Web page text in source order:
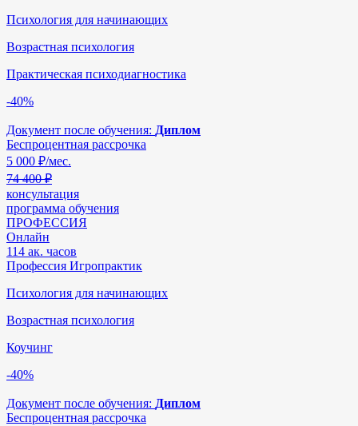
Психология для начинающих
Возрастная психология
Практическая психодиагностика
-40%
Документ после обучения: Диплом
Беспроцентная рассрочка
5 000 ₽/мес.
74 400 ₽
консультация
программа обучения
ПРОФЕССИЯ
Онлайн
114 ак. часов
Профессия Игропрактик
Психология для начинающих
Возрастная психология
Коучинг
-40%
Документ после обучения: Диплом
Беспроцентная рассрочка